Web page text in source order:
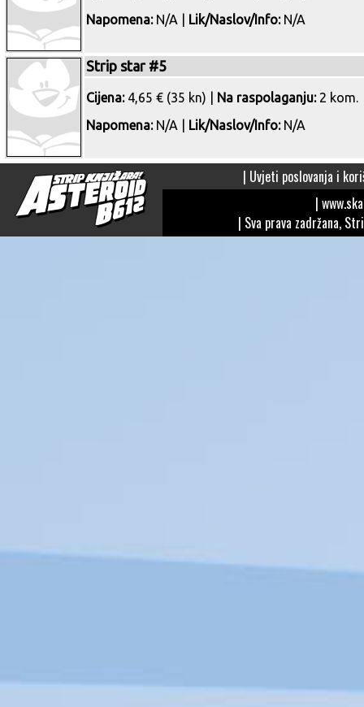
Napomena:N/A | Lik/Naslov/Info:N/A
Strip star #5
Cijena:4,65 € (35 kn) | Na raspolaganju:2 kom.
Napomena:N/A | Lik/Naslov/Info:N/A
| Uvjeti poslovanja i
|
| Sva prava zadržana,